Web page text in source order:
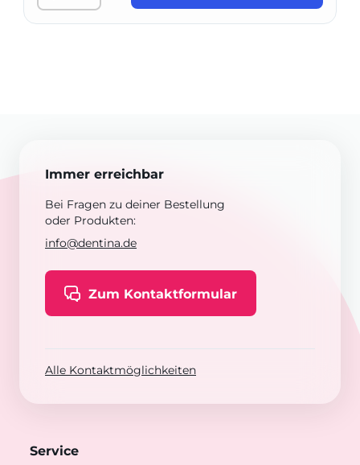
Immer erreichbar
Bei Fragen zu deiner Bestellung
oder Produkten:
info@dentina.de
Zum Kontaktformular
Alle Kontaktmöglichkeiten
Service